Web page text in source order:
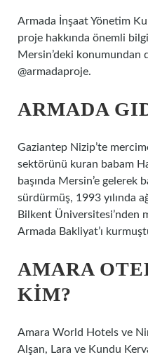
Armada İnşaat Yönetim
proje hakkında önemli
Mersin’deki konumundan
@armadaproje.
ARMADA
Gaziantep Nizip’te
sektörünü kuran babam
başında Mersin’e
sürdürmüş, 1993 yılında
Bilkent Üniversitesi’nden
Armada Bakliyat’ı
AMARA
KIM?
Amara World Hotels ve
Alşan, Lara ve Kundu